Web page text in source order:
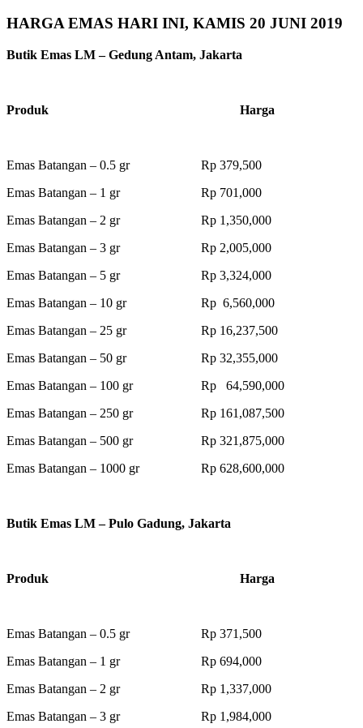
HARGA EMAS HARI INI, KAMIS 20 JUNI 2019
Butik Emas LM – Gedung Antam, Jakarta
Produk Harga
Emas Batangan – 0.5 gr Rp 379,500
Emas Batangan – 1 gr Rp 701,000
Emas Batangan – 2 gr Rp 1,350,000
Emas Batangan – 3 gr Rp 2,005,000
Emas Batangan – 5 gr Rp 3,324,000
Emas Batangan – 10 gr Rp 6,560,000
Emas Batangan – 25 gr Rp 16,237,500
Emas Batangan – 50 gr Rp 32,355,000
Emas Batangan – 100 gr Rp 64,590,000
Emas Batangan – 250 gr Rp 161,087,500
Emas Batangan – 500 gr Rp 321,875,000
Emas Batangan – 1000 gr Rp 628,600,000
Butik Emas LM – Pulo Gadung, Jakarta
Produk Harga
Emas Batangan – 0.5 gr Rp 371,500
Emas Batangan – 1 gr Rp 694,000
Emas Batangan – 2 gr Rp 1,337,000
Emas Batangan – 3 gr Rp 1,984,000